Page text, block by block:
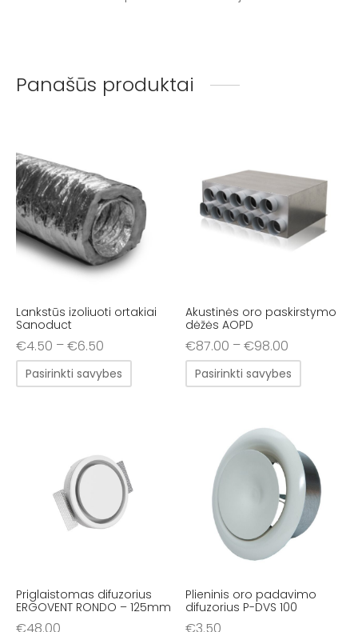
Panašūs produktai
Lankstūs izoliuoti ortakiai
Sanoduct
€4.50 –€6.50
Pasirinkti savybes
Akustinės oro paskirstymo
dėžės AOPD
€87.00 –€98.00
Pasirinkti savybes
Priglaistomas difuzorius
ERGOVENT RONDO – 125mm
Plieninis oro padavimo
difuzorius P-DVS 100